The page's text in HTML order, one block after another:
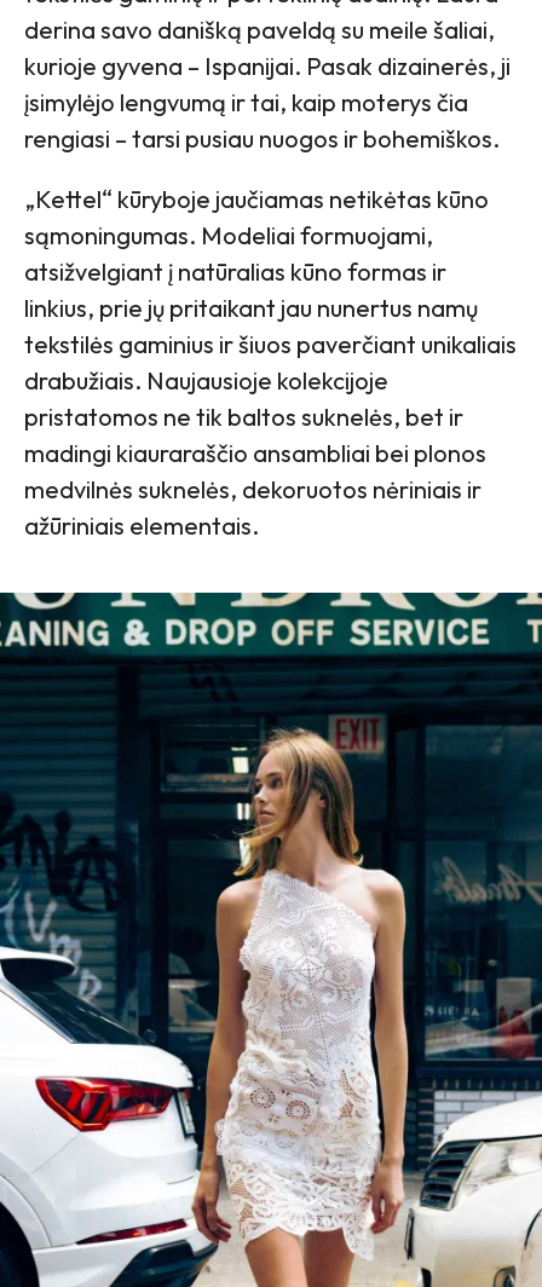
derina savo danišką paveldą su meile šaliai,
kurioje gyvena – Ispanijai. Pasak dizainerės, ji
įsimylėjo lengvumą ir tai, kaip moterys čia
rengiasi – tarsi pusiau nuogos ir bohemiškos.
„Kettel“ kūryboje jaučiamas netikėtas kūno
sąmoningumas. Modeliai formuojami,
atsižvelgiant į natūralias kūno formas ir
linkius, prie jų pritaikant jau nunertus namų
tekstilės gaminius ir šiuos paverčiant unikaliais
drabužiais. Naujausioje kolekcijoje
pristatomos ne tik baltos suknelės, bet ir
madingi kiauraraščio ansambliai bei plonos
medvilnės suknelės, dekoruotos nėriniais ir
ažūriniais elementais.